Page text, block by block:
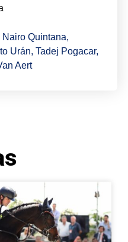
Nairo Quintana,
Urán, Tadej Pogacar,
Aert